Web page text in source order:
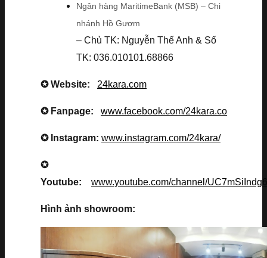
Ngân hàng MaritimeBank (MSB) – Chi
nhánh Hồ Gươm
– Chủ TK: Nguyễn Thế Anh & Số
TK: 036.010101.68866
✪ Website: 24kara.com
✪ Fanpage: www.facebook.com/24kara.co
✪ Instagram: www.instagram.com/24kara/
✪
Youtube: www.youtube.com/channel/
Hình ảnh showroom: